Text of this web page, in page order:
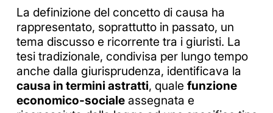
La definizione del concetto di causa ha
rappresentato, soprattutto in passato, un
tema discusso e ricorrente tra i giuristi. La
tesi tradizionale, condivisa per lungo tempo
anche dalla giurisprudenza, identificava la
causa in termini astratti, quale funzione
economico-socialeassegnata e